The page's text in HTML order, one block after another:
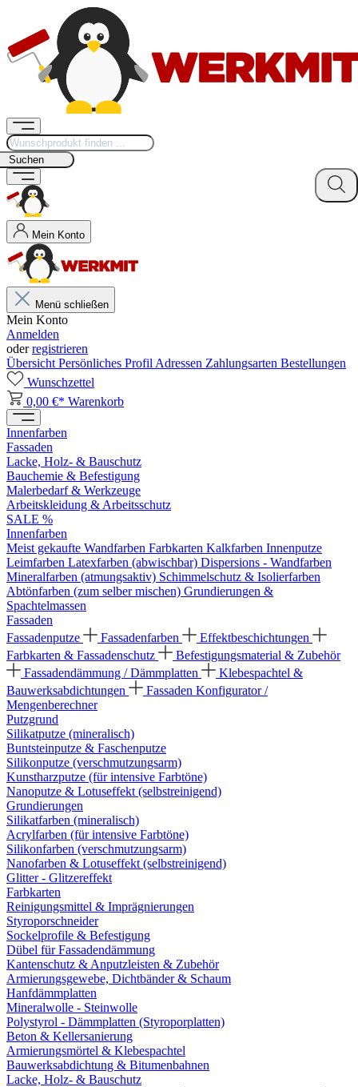
Suchen
Mein Konto
Menü schließen
Mein Konto
Anmelden
oderregistrieren
Übersicht Persönliches Profil Adressen Zahlungsarten Bestellungen
Wunschzettel
0,00 €* Warenkorb
Innenfarben
Fassaden
Lacke, Holz- & Bauschutz
Bauchemie & Befestigung
Malerbedarf & Werkzeuge
Arbeitskleidung & Arbeitsschutz
SALE %
Innenfarben
Meist gekaufte Wandfarben Farbkarten Kalkfarben Innenputze
Leimfarben Latexfarben (abwischbar) Dispersions - Wandfarben
Mineralfarben (atmungsaktiv) Schimmelschutz & Isolierfarben
Abtönfarben (zum selber mischen) Grundierungen &
Spachtelmassen
Fassaden
Fassadenputze
Fassadenfarben
Effektbeschichtungen
Farbkarten & Fassadenschutz
Befestigungsmaterial & Zubehör
Fassadendämmung / Dämmplatten
Klebespachtel &
Bauwerksabdichtungen
Fassaden Konfigurator /
Mengenberechner
Putzgrund
Silikatputze (mineralisch)
Buntsteinputze & Faschenputze
Silikonputze (verschmutzungsarm)
Kunstharzputze (für intensive Farbtöne)
Nanoputze & Lotuseffekt (selbstreinigend)
Grundierungen
Silikatfarben (mineralisch)
Acrylfarben (für intensive Farbtöne)
Silikonfarben (verschmutzungsarm)
Nanofarben & Lotuseffekt (selbstreinigend)
Glitter - Glitzereffekt
Farbkarten
Reinigungsmittel & Imprägnierungen
Styroporschneider
Sockelprofile & Befestigung
Dübel für Fassadendämmung
Kantenschutz & Anputzleisten & Zubehör
Armierungsgewebe, Dichtbänder & Schaum
Hanfdämmplatten
Mineralwolle - Steinwolle
Polystyrol - Dämmplatten (Styroporplatten)
Beton & Kellersanierung
Armierungsmörtel & Klebespachtel
Bauwerksabdichtung & Bitumenbahnen
Lacke, Holz- & Bauschutz